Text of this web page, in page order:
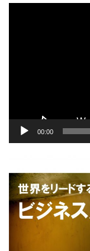
00:00